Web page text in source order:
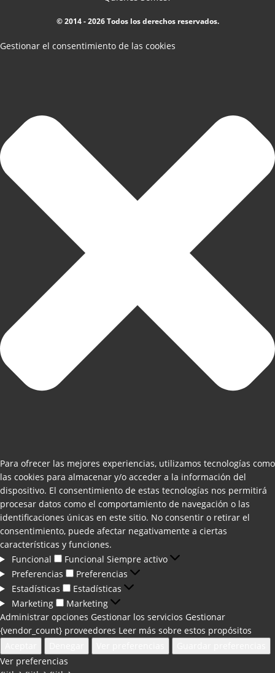
© 2014 - 2026 Todos los derechos reservados.
Gestionar el consentimiento de las cookies
Para ofrecer las mejores experiencias, utilizamos tecnologías como
las cookies para almacenar y/o acceder a la información del
dispositivo. El consentimiento de estas tecnologías nos permitirá
procesar datos como el comportamiento de navegación o las
identificaciones únicas en este sitio. No consentir o retirar el
consentimiento, puede afectar negativamente a ciertas
características y funciones.
Funcional
Funcional Siempre activo
Preferencias
Preferencias
Estadísticas
Estadísticas
Marketing
Marketing
Administrar opciones Gestionar los servicios Gestionar
{vendor_count} proveedores Leer más sobre estos propósitos
Ver preferencias